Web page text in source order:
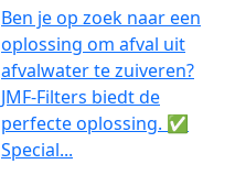
Ben je op zoek naar een
oplossing om afval uit
afvalwater te zuiveren?
JMF-Filters biedt de
perfecte oplossing. ✅
Special...